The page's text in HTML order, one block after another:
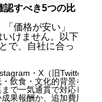
認すべき5つの比
価格が安い」
いけません。以下
で、自社に合っ
・X（旧Twitter）
飲食・文化的背景を理
で一気通貫で対応して
成果報酬か、追加費用が